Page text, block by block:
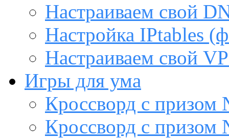
Настраиваем свой
Настройка IPtables
Настраиваем свой
Игры для ума
Кроссворд с
Кроссворд с